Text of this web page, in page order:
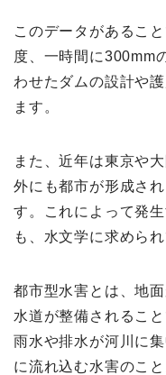
このデータがあるこ
度、一時間に300mm
わせたダムの設計や
ます。
また、近年は東京や
外にも都市が形成さ
す。これによって発
も、水文学に求めら
都市型水害とは、地
水道が整備されるこ
雨水や排水が河川に
に流れ込む水害のこと